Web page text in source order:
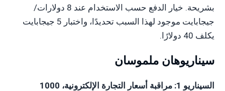
بشريحة. خيار الدفع حسب الاستخدام عند 8 دولارات/
جيجابايت موجود لهذا السبب تحديدًا، واختبار 5 جيجابايت
يكلف 40 دولارًا.
سيناريوهان ملموسان
السيناريو 1: مراقبة أسعار التجارة الإلكترونية، 1000